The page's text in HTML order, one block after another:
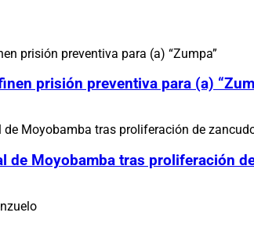
prisión preventiva para (a)
de Moyobamba tras proliferación